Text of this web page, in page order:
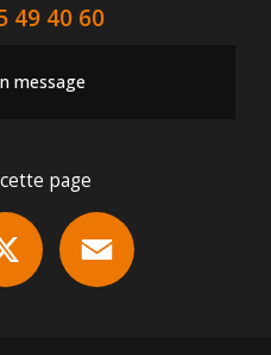
49 40 60
message
page